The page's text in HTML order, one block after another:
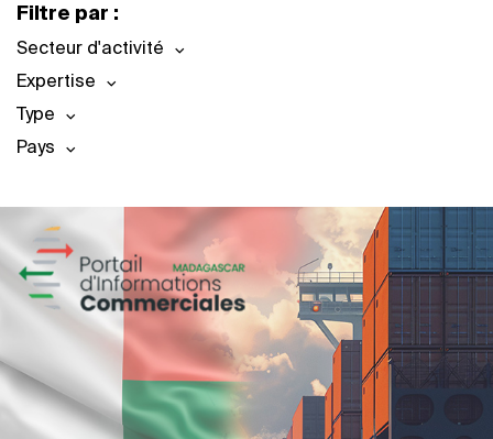
Filtre par :
Secteur d'activité
Expertise
Type
Pays